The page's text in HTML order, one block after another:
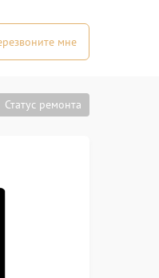
мне
Статус ремонта